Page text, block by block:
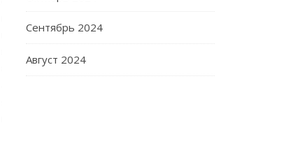
Сентябрь 2024
Август 2024